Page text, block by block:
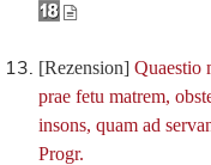
[Rezension] Quaestio
prae fetu matrem,
insons, quam ad
Progr.